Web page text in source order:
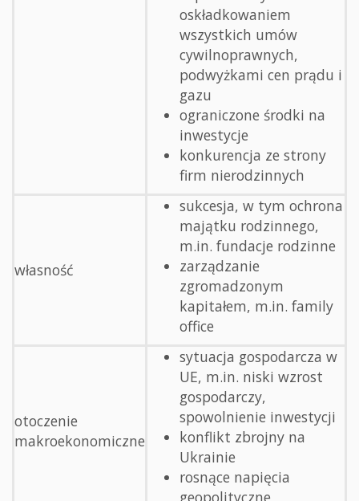
oskładkowaniem
wszystkich umów
cywilnoprawnych,
podwyżkami cen prądu i
gazu
ograniczone środki na
inwestycje
konkurencja ze strony
firm nierodzinnych
własność
sukcesja, w tym ochrona
majątku rodzinnego,
m.in. fundacje rodzinne
zarządzanie
zgromadzonym
kapitałem, m.in. family
office
otoczenie
makroekonomiczne
sytuacja gospodarcza w
UE, m.in. niski wzrost
gospodarczy,
spowolnienie inwestycji
konflikt zbrojny na
Ukrainie
rosnące napięcia
geopolityczne